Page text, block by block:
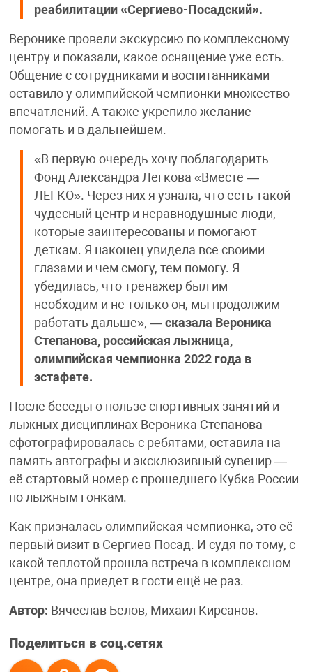
реабилитации «Сергиево-Посадский».
Веронике провели экскурсию по комплексному
центру и показали, какое оснащение уже есть.
Общение с сотрудниками и воспитанниками
оставило у олимпийской чемпионки множество
впечатлений. А также укрепило желание
помогать и в дальнейшем.
«В первую очередь хочу поблагодарить
Фонд Александра Легкова «Вместе —
ЛЕГКО». Через них я узнала, что есть такой
чудесный центр и неравнодушные люди,
которые заинтересованы и помогают
деткам. Я наконец увидела все своими
глазами и чем смогу, тем помогу. Я
убедилась, что тренажер был им
необходим и не только он, мы продолжим
работать дальше», — сказала Вероника
Степанова, российская лыжница,
олимпийская чемпионка 2022 года в
эстафете.
После беседы о пользе спортивных занятий и
лыжных дисциплинах Вероника Степанова
сфотографировалась с ребятами, оставила на
память автографы и эксклюзивный сувенир —
её стартовый номер с прошедшего Кубка России
по лыжным гонкам.
Как призналась олимпийская чемпионка, это её
первый визит в Сергиев Посад. И судя по тому, с
какой теплотой прошла встреча в комплексном
центре, она приедет в гости ещё не раз.
Автор: Вячеслав Белов, Михаил Кирсанов.
Поделиться в соц.сетях